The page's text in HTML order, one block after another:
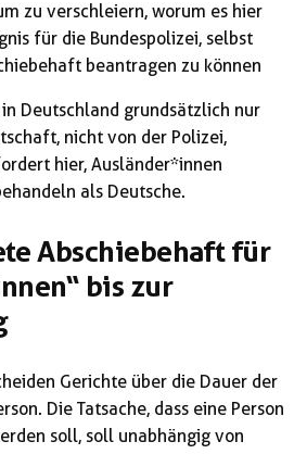
zu verschleiern, worum es hier
für die Bundespolizei, selbst
beantragen zu können
Deutschland grundsätzlich nur
nicht von der Polizei,
hier, Ausländer*innen
als Deutsche.
Abschiebehaft für
bis zur
Gerichte über die Dauer der
Die Tatsache, dass eine Person
soll, soll unabhängig von